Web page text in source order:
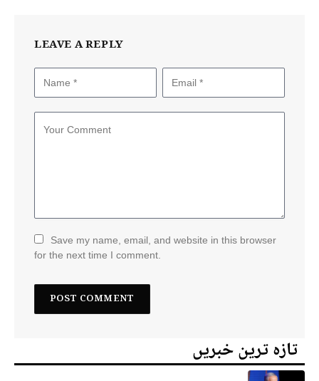
LEAVE A REPLY
Save my name, email, and website in this browser
for the next time I comment.
تازہ ترین خبریں